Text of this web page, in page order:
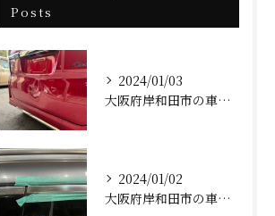
Posts
2024/01/03
大阪府岸和田市の車屋AFK(ホンダNBOXカスタム板金塗装修理)
2024/01/02
大阪府岸和田市の車屋AFK(ベンツメッキモール補修)